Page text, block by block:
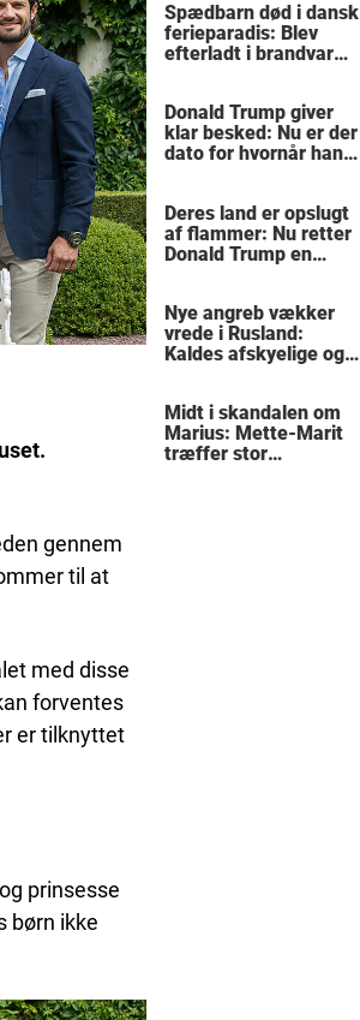
gennem
til at
med disse
forventes
er tilknyttet
prinsesse
børn ikke
Spædbarn død i dansk
ferieparadis: Blev
efterladt i brandvarm
Donald Trump giver
klar besked: Nu er der
dato for hvornår han
Deres land er opslugt
af flammer: Nu retter
Donald Trump en
Nye angreb vækker
vrede i Rusland:
Kaldes afskyelige og
Midt i skandalen om
Marius: Mette-Marit
træffer stor